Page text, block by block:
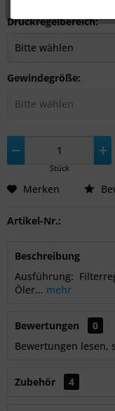
Druckregelbereich:
Gewindegröße:
Stück
Merken
Artikel-Nr.:
Beschreibung
Ausführung:
Öler... mehr
Bewertungen
0
Bewertungen lesen,
Zubehör 4